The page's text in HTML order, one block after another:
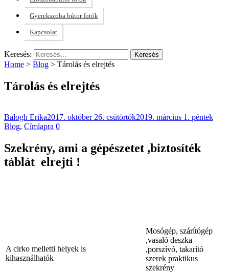
Gyerekszoba bútor fotók
Kapcsolat
Keresés:
Home > Blog > Tárolás és elrejtés
Tárolás és elrejtés
Balogh Erika2017. október 26. csütörtök2019. március 1. péntek
Blog, Címlapra 0
Szekrény, ami a gépészetet ,biztosíték
táblát elrejti !
A cirko melletti helyek is
kihasználhatók
Mosógép, szárítógép
,vasaló deszka
,porszívó, takarító
szerek praktikus
szekrény